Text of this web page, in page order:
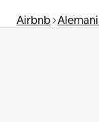
Airbnb